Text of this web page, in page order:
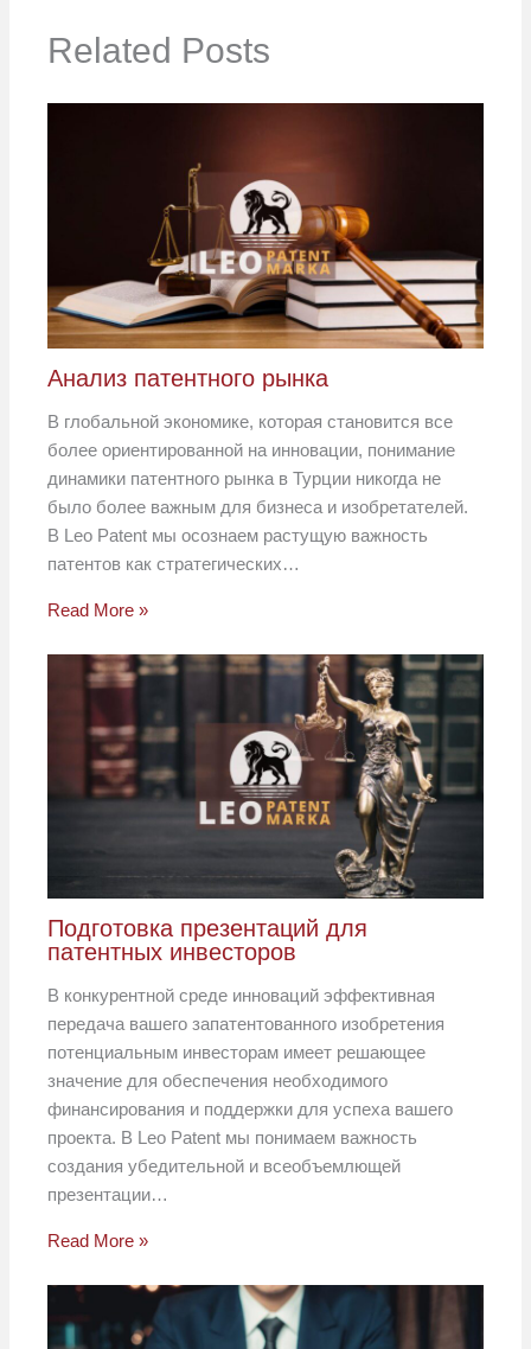
Related Posts
Анализ патентного рынка
В глобальной экономике, которая становится все
более ориентированной на инновации, понимание
динамики патентного рынка в Турции никогда не
было более важным для бизнеса и изобретателей.
В Leo Patent мы осознаем растущую важность
патентов как стратегических…
Read More »
Подготовка презентаций для
патентных инвесторов
В конкурентной среде инноваций эффективная
передача вашего запатентованного изобретения
потенциальным инвесторам имеет решающее
значение для обеспечения необходимого
финансирования и поддержки для успеха вашего
проекта. В Leo Patent мы понимаем важность
создания убедительной и всеобъемлющей
презентации…
Read More »